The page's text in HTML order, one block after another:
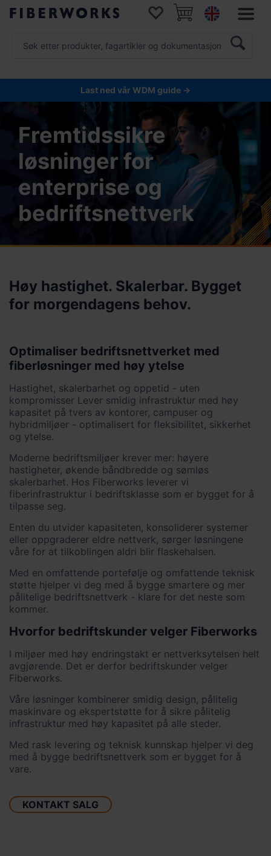
Last ned vår WDM guide →
Fremtidssikre
løsninger for
enterprise og
bedriftsnettverk
Høy hastighet. Skalerbar. Bygget
for morgendagens behov.
Optimaliser bedriftsnettverket med
fiberløsninger med høy ytelse
Hastighet, skalerbarhet og oppetid - uten
kompromisser Lever smidig infrastruktur med høy
kapasitet på tvers av kontorer, campuser og
hybridmiljøer - optimalisert for fleksibilitet, sikkerhet
og ytelse.
Moderne bedriftsmiljøer krever mer: høyere
hastigheter, økende båndbredde og sømløs
skalerbarhet. Hos Fiberworks leverer vi
fiberinfrastruktur i bedriftsklasse som er bygget for å
tilpasse seg.
Enten du utvider kapasiteten, konsoliderer systemer
eller oppgraderer eldre nettverk, sørger løsningene
våre for at tilkoblingen aldri blir flaskehalsen.
Med en omfattende portefølje og omfattende teknisk
støtte hjelper vi deg med å bygge smartere og mer
pålitelige bedriftsnettverk - klare for det neste som
kommer.
Hvorfor bedriftskunder velger Fiberworks
I miljøer med høy endringstakt er nettverksytelsen helt
avgjørende. Det er derfor bedriftskunder velger
Fiberworks.
Våre løsninger kombinerer smidig design, pålitelig
maskinvare og ekspertstøtte for å sikre pålitelig
infrastruktur med høy kapasitet på alle steder.
Med rask levering og teknisk kunnskap hjelper vi deg
med å bygge bedriftsnettverk som er bygget for å
vare.
KONTAKT SALG